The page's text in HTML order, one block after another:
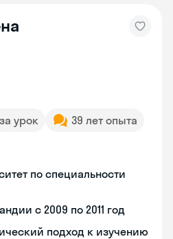
урок
39 лет опыта
по специальности
с 2009 по 2011 год
подход к изучению